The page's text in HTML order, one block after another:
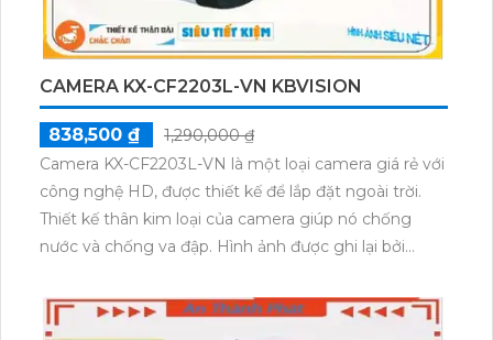
CAMERA KX-CF2203L-VN KBVISION
838,500 ₫
1,290,000 ₫
Camera KX-CF2203L-VN là một loại camera giá rẻ với
công nghệ HD, được thiết kế để lắp đặt ngoài trời.
Thiết kế thân kim loại của camera giúp nó chống
nước và chống va đập. Hình ảnh được ghi lại bởi
lượng hình ảnh cao nhờ công nghệ AHD CVI TVI
BCS ổn định.Camera KX-CF2203L-VN cũng có khả